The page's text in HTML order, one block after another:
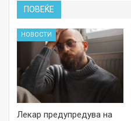
ПОВЕЌЕ
НОВОСТИ
Лекар предупредува на